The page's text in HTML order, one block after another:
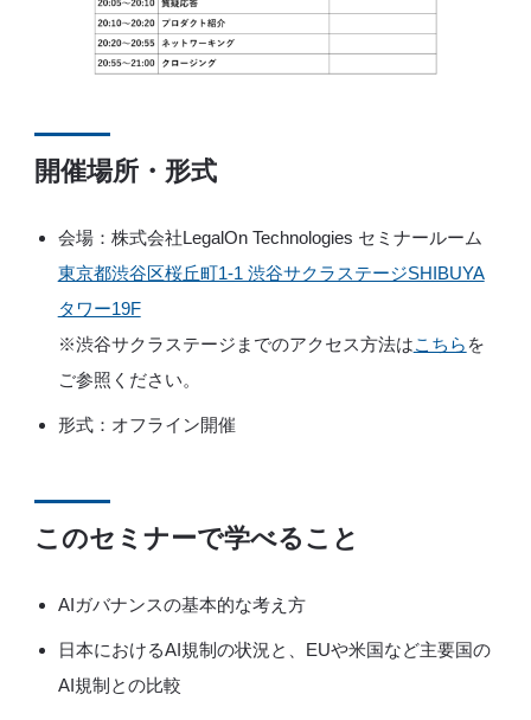
開催場所・形式
会場：株式会社LegalOn Technologies セミナールーム
東京都渋谷区桜丘町1-1 渋谷サクラステージSHIBUYA
タワー19F
※渋谷サクラステージまでのアクセス方法はこちら を
ご参照ください。
形式：オフライン開催
このセミナーで学べること
AIガバナンスの基本的な考え方
日本におけるAI規制の状況と、EUや米国など主要国の
AI規制との比較